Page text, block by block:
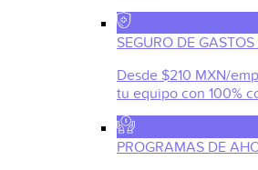
SEGURO DE
Desde $210 MXN/
tu equipo con 100%
PROGRAMAS DE